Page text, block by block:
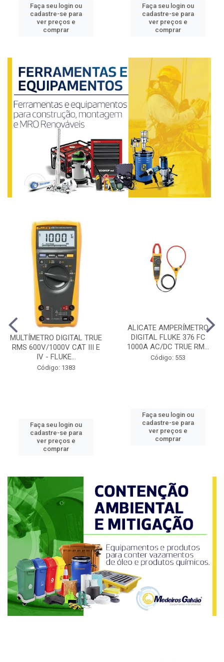
Faça seu login ou
cadastre-se para
ver preços e
comprar
Faça seu login ou
cadastre-se para
ver preços e
comprar
MULTÍMETRO DIGITAL TRUE
RMS 600V/1000V CAT III E
IV - FLUKE...
Código: 1383
Faça seu login ou
cadastre-se para
ver preços e
comprar
ALICATE AMPERÍMETRO
DIGITAL FLUKE 376 FC
1000A AC/DC TRUE RM...
Código: 553
Faça seu login ou
cadastre-se para
ver preços e
comprar